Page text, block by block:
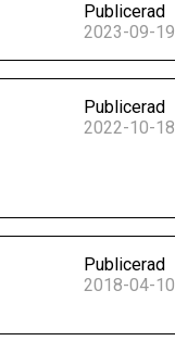
Publicerad
2023-09-19
Publicerad
2022-10-18
Publicerad
2018-04-10